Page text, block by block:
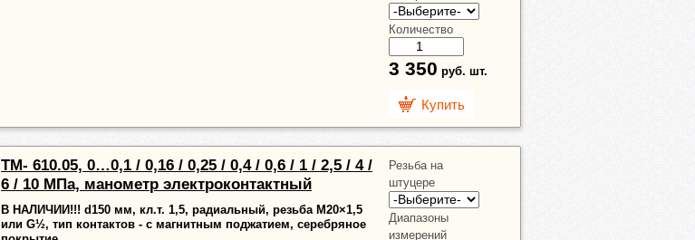
Количество
3 350 руб. шт.
Купить
ТМ- 610.05, 0…0,1 / 0,16 / 0,25 / 0,4 / 0,6 / 1 / 2,5 / 4 /
6 / 10 МПа, манометр электроконтактный
В НАЛИЧИИ!!! d150 мм, кл.т. 1,5, радиальный, резьба М20×1,5
или G½, тип контактов - с магнитным поджатием, серебряное
Резьба на
штуцере
Диапазоны
измерений